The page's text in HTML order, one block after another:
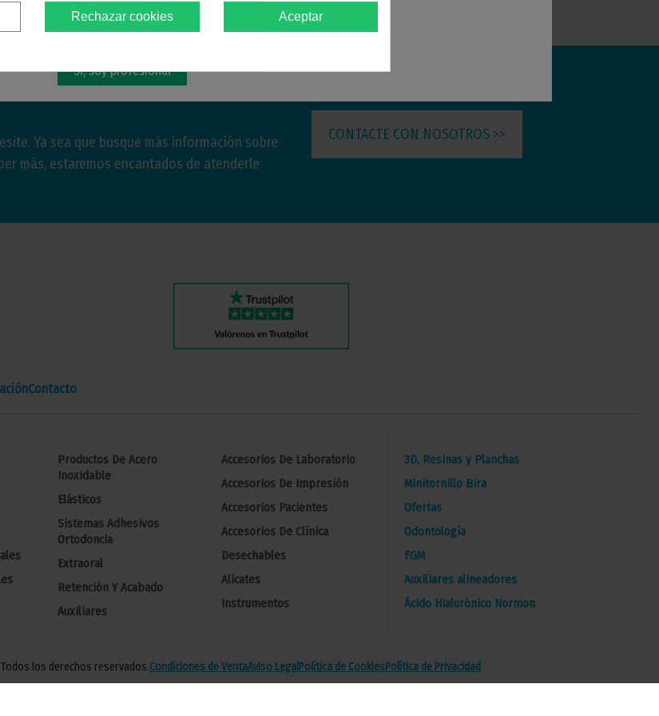
confirmar que eresprofesional dental
Sí, soy profesional
Ya sea que busque más información sobre
más, estaremos encantados de atenderle.
CONTACTE CON NOSOTROS >>
Contacto
Productos De Acero
Inoxidable
Elásticos
Sistemas Adhesivos
Ortodoncia
Extraoral
Retención Y Acabado
Auxiliares
Accesorios De Laboratorio
Accesorios De Impresión
Accesorios Pacientes
Accesorios De Clínica
Desechables
Alicates
Instrumentos
3D, Resinas y Planchas
Minitornillo Bira
Ofertas
Odontología
FGM
Auxiliares alineadores
Ácido Hialurónico Normon
los derechos reservados.Condiciones de VentaAviso LegalPolítica de CookiesPolítica de Privacidad
Aceptar
Rechazar cookies